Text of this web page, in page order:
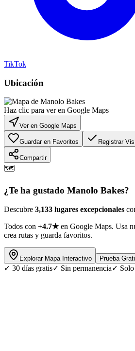
TikTok
Ubicación
Haz clic para ver en Google Maps
Ver en Google Maps
Guardar en Favoritos Registrar
Compartir
🗺️
¿Te ha gustado Manolo Bakes?
Descubre 3,133 lugares excepcionales
Todos con +4.7★en Google Maps. Usa
crea rutas y guarda favoritos.
Explorar Mapa Interactivo Prueba
✓ 30 días gratis✓ Sin permanencia✓